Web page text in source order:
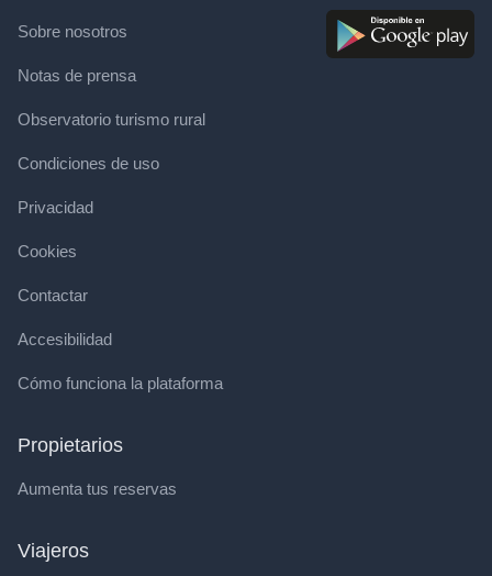
Sobre nosotros
Notas de prensa
Observatorio turismo rural
Condiciones de uso
Privacidad
Cookies
Contactar
Accesibilidad
Cómo funciona la plataforma
Propietarios
Aumenta tus reservas
Viajeros